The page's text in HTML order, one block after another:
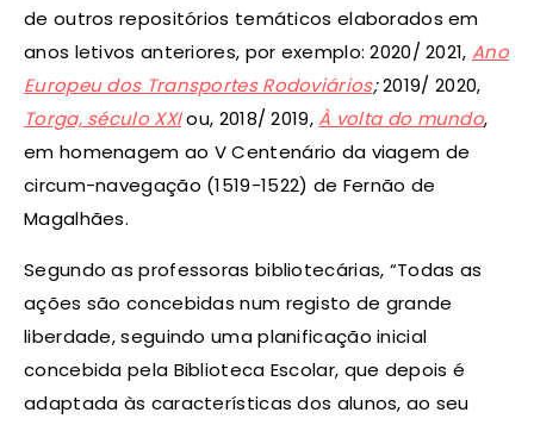
de outros repositórios temáticos elaborados em
anos letivos anteriores, por exemplo: 2020/ 2021, Ano
Europeu dos Transportes Rodoviários;2019/ 2020,
Torga, século XXIou, 2018/ 2019,À volta do mundo,
em homenagem ao V Centenário da viagem de
circum-navegação (1519-1522) de Fernão de
Magalhães.
Segundo as professoras bibliotecárias, “Todas as
ações são concebidas num registo de grande
liberdade, seguindo uma planificação inicial
concebida pela Biblioteca Escolar, que depois é
adaptada às características dos alunos, ao seu